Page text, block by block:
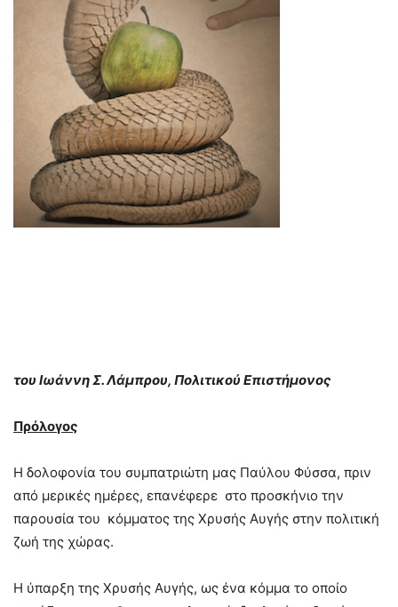
του Ιωάννη Σ. Λάμπρου, Πολιτικού Επιστήμονος
Πρόλογος
Η δολοφονία του συμπατριώτη μας Παύλου Φύσσα, πριν
από μερικές ημέρες, επανέφερε στο προσκήνιο την
παρουσία του κόμματος της Χρυσής Αυγής στην πολιτική
ζωή της χώρας.
Η ύπαρξη της Χρυσής Αυγής, ως ένα κόμμα το οποίο